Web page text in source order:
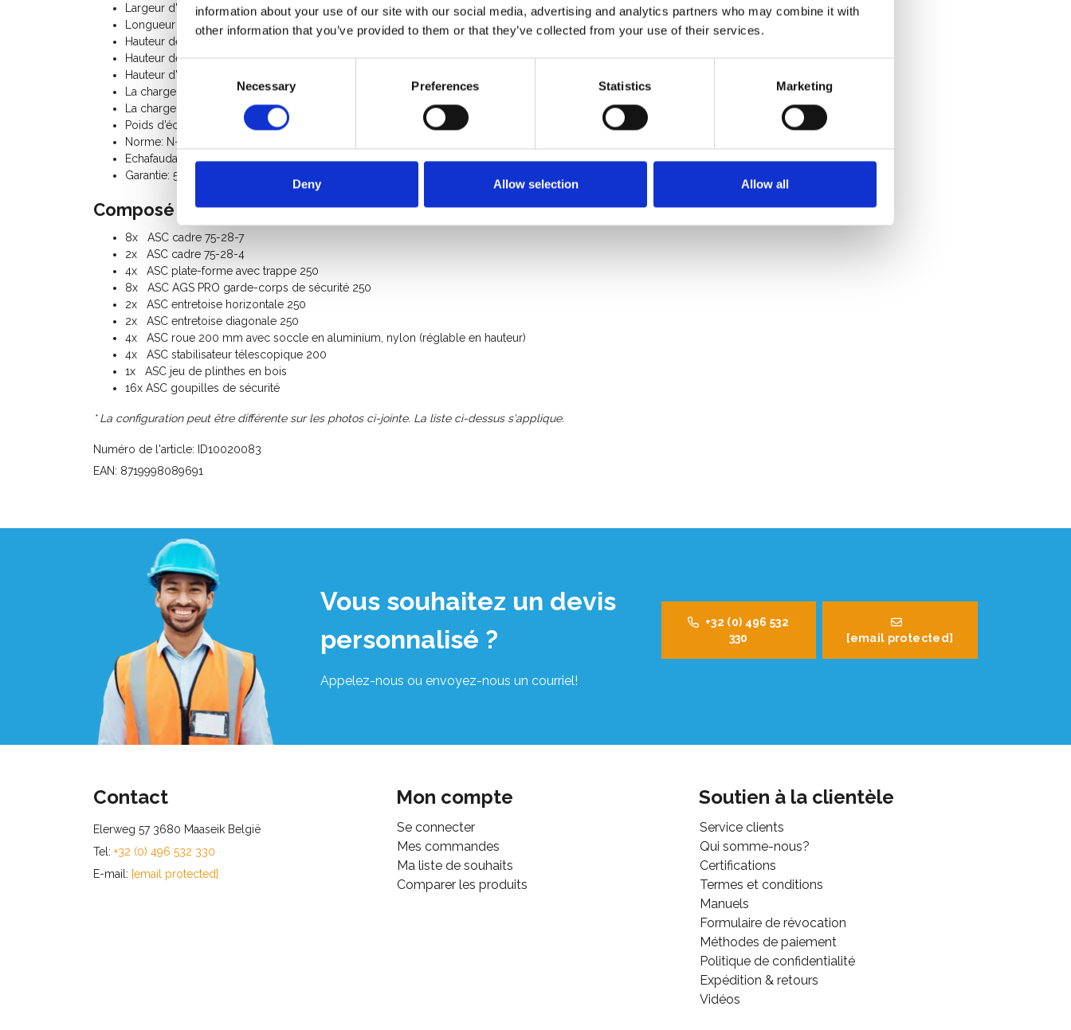
information about your use of our site with our social media, advertising and analytics partners who may combine it with
other information that you’ve provided to them or that they’ve collected from your use of their services.
Consent
Necessary Preferences Statistics Marketing
Deny Allow selection Allow all
Largeur d'échafaudage: 0,75 m
Longueur d'échafaudage: 2,50 m
Hauteur de travail: 10,20 m
Hauteur de plate-forme: 8,20 m
Hauteur d'échafaudage: 9,20 m
La charge admissible par plancher: 250 Kg
La charge totale admissible par l’échafaudage: 750 Kg
Poids d’échafaudage: 223 Kg
Norme: N-EN1004-3, EN 1298, TÜV-GS, usage professionnel
Echafaudage Classe III (200 Kg/m²)
Garantie: 5 ans
Composé du kit:
8x ASC cadre 75-28-7
2x ASC cadre 75-28-4
4x ASC plate-forme avec trappe 250
8x ASC AGS PRO garde-corps de sécurité 250
2x ASC entretoise horizontale 250
2x ASC entretoise diagonale 250
4x ASC roue 200 mm avec soccle en aluminium, nylon (réglable en hauteur)
4x ASC stabilisateur télescopique 200
1x ASC jeu de plinthes en bois
16x ASC goupilles de sécurité
* La configuration peut être différente sur les photos ci-jointe. La liste ci-dessus s'applique.
Numéro de l'article: ID10020083
EAN: 8719998089691
Vous souhaitez un devis
personnalisé ?
Appelez-nous ou envoyez-nous un courriel!
+32 (0) 496 532
330
[email protected]
Contact
Elerweg 57 3680 Maaseik België
Tel: +32 (0) 496 532 330
E-mail: [email protected]
Mon compte
Se connecter
Mes commandes
Ma liste de souhaits
Comparer les produits
Soutien à la clientèle
Service clients
Qui somme-nous?
Certifications
Termes et conditions
Manuels
Formulaire de révocation
Méthodes de paiement
Politique de confidentialité
Expédition & retours
Vidéos